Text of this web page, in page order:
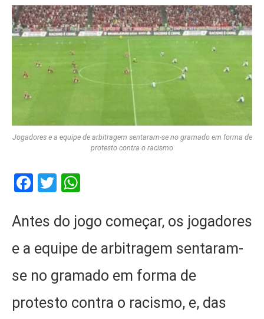
Jogadores e a equipe de arbitragem sentaram-se no gramado em forma de
protesto contra o racismo
Facebook
Twitter
Antes do jogo começar, os jogadores
e a equipe de arbitragem sentaram-
se no gramado em forma de
protesto contra o racismo, e, das